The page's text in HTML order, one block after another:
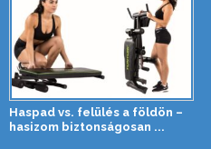
Haspad vs. felülés a földön –
hasizom biztonságosan ...